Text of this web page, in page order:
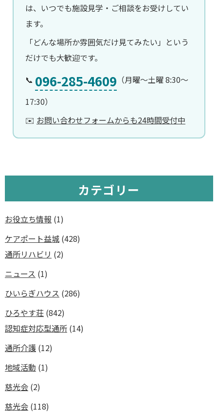
は、いつでも施設見学・ご相談をお受けしてい
ます。
「どんな場所か雰囲気だけ見てみたい」という
だけでも大歓迎です。
📞 096-285-4609 （月曜〜土曜 8:30〜
17:30）
✉️ お問い合わせフォームからも24時間受付中
カテゴリー
お役立ち情報 (1)
ケアポート益城 (428)
通所リハビリ (2)
ニュース (1)
ひいらぎハウス (286)
ひろやす荘 (842)
認知症対応型通所 (14)
通所介護 (12)
地域活動 (1)
慈光会 (2)
慈光会 (118)